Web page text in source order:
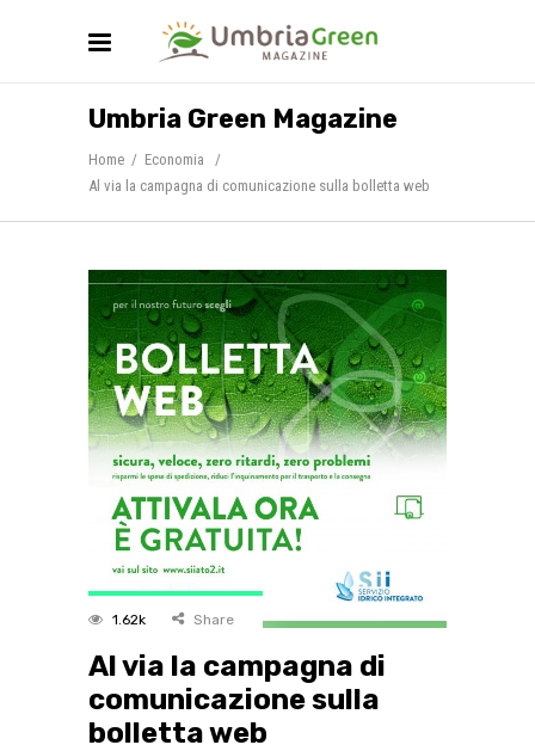
Umbria Green Magazine
Home / Economia
/
Al via la campagna di comunicazione sulla bolletta web
1.62k Share
Al via la campagna di
comunicazione sulla
bolletta web